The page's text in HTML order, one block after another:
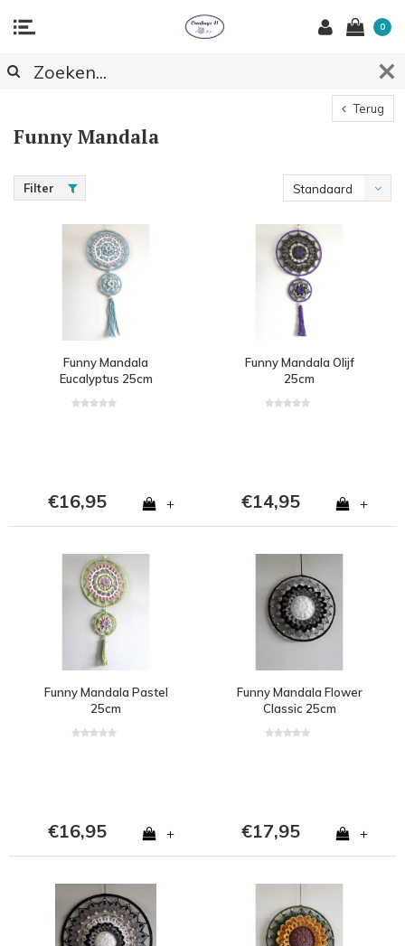
0
Terug
Funny Mandala
Filter Standaard
Funny Mandala
Eucalyptus 25cm
€16,95 +
Funny Mandala Olijf
25cm
€14,95 +
Funny Mandala Pastel
25cm
€16,95 +
Funny Mandala Flower
Classic 25cm
€17,95 +